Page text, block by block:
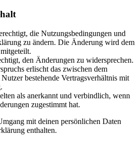
die Nutzungsbedingungen und
zu ändern. Die Änderung wird dem
den Änderungen zu widersprechen.
erlischt das zwischen dem
bestehende Vertragsverhältnis mit
als anerkannt und verbindlich, wenn
zugestimmt hat.
mit deinen persönlichen Daten
enthalten.